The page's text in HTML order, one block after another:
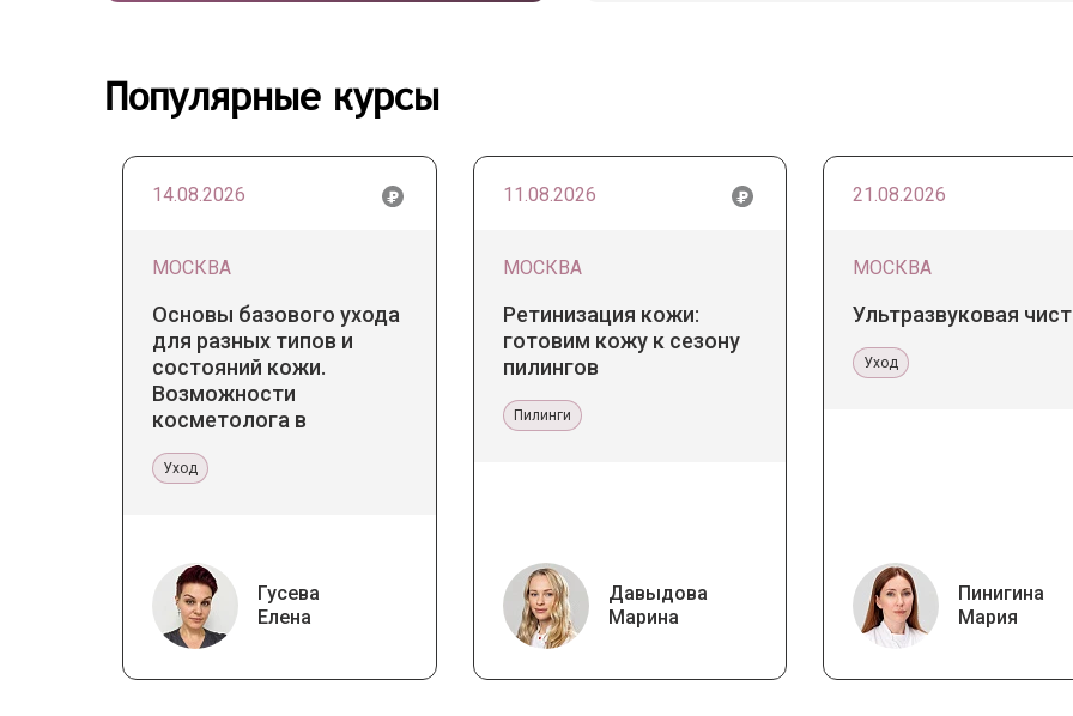
Популярные курсы
14.08.2026
МОСКВА
Основы базового ухода
для разных типов и
состояний кожи.
Возможности
косметолога в
Уход
Гусева
Елена
11.08.2026
МОСКВА
Ретинизация кожи:
готовим кожу к сезону
пилингов
Пилинги
Давыдова
Марина
21.08.2026
МОСКВА
Ультразвуковая
Уход
Пинигина
Мария